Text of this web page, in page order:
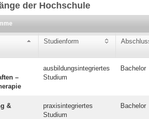
der Hochschule
Studienform
–
ausbildungsintegriertes
Studium
Bachelor
&
praxisintegriertes
Studium
Bachelor